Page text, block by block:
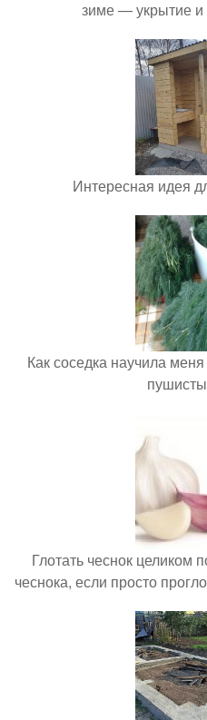
зиме — укрытие
Интересная идея
Как соседка научила
Глотать чеснок целиком
чеснока, если просто